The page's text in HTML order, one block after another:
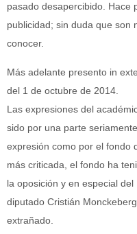
pasado desapercibido. Hace
publicidad; sin duda que son
conocer.
Más adelante presento in
del 1 de octubre de 2014.
Las expresiones del
sido por una parte
expresión como por el fondo
más criticada, el fondo ha
la oposición y en especial
diputado Cristián
extrañado.